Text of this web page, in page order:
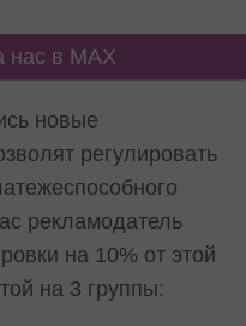
нас в MAX
новые
регулировать
рекламодатель
на 10% от этой
на 3 группы: